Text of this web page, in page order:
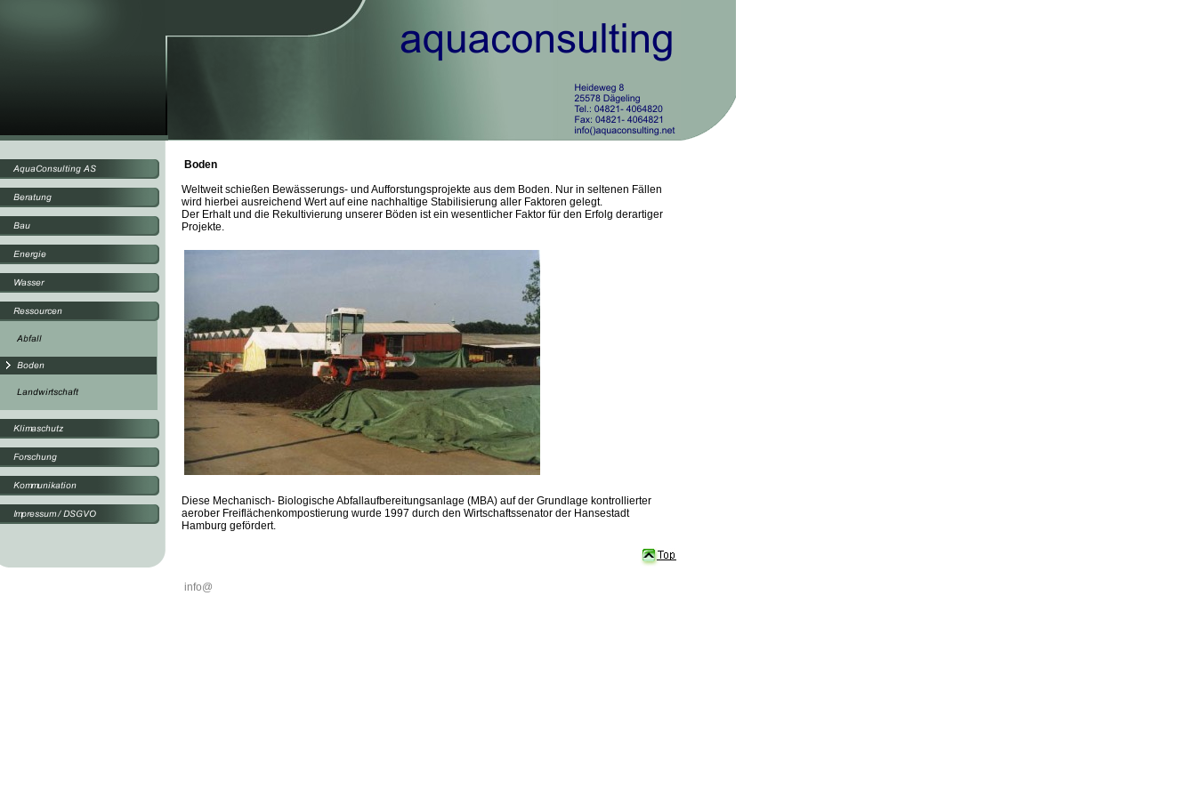
Boden
Weltweit schießen Bewässerungs- und Aufforstungsprojekte aus dem Boden. Nur in seltenen Fällen
wird hierbei ausreichend Wert auf eine nachhaltige Stabilisierung aller Faktoren gelegt.
Der Erhalt und die Rekultivierung unserer Böden ist ein wesentlicher Faktor für den Erfolg derartiger
Projekte.
Diese Mechanisch- Biologische Abfallaufbereitungsanlage (MBA) auf der Grundlage kontrollierter
aerober Freiflächenkompostierung wurde 1997 durch den Wirtschaftssenator der Hansestadt
Hamburg gefördert.
info@